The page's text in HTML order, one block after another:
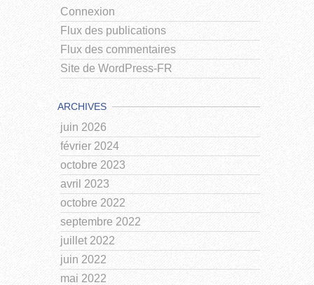
Connexion
Flux des publications
Flux des commentaires
Site de WordPress-FR
ARCHIVES
juin 2026
février 2024
octobre 2023
avril 2023
octobre 2022
septembre 2022
juillet 2022
juin 2022
mai 2022